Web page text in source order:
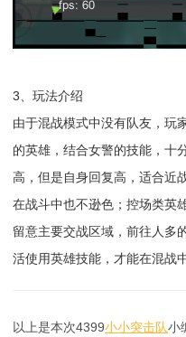
3、玩法介绍
由于混战模式中没有队友，玩
的英雄，结合女警的技能，十
高，但是自身回复高，适合近
在战斗中也不逊色；控场类英
留意主要交战区域，前往人多
活使用英雄技能，才能在混战
以上是本次4399小小突击队小